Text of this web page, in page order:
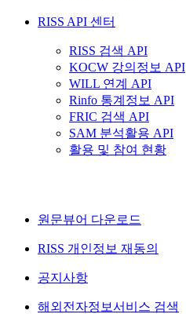
RISS API 센터
RISS 검색 API
KOCW 강의정보 API
WILL 연계 API
Rinfo 통계정보 API
FRIC 검색 API
SAM 분석활용 API
활용 및 참여 현황
원문뷰어 다운로드
RISS 개인정보 재동의
공지사항
해외전자정보서비스 검색